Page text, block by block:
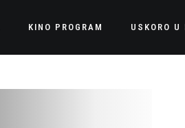
KINO PROGRAM USKORO U